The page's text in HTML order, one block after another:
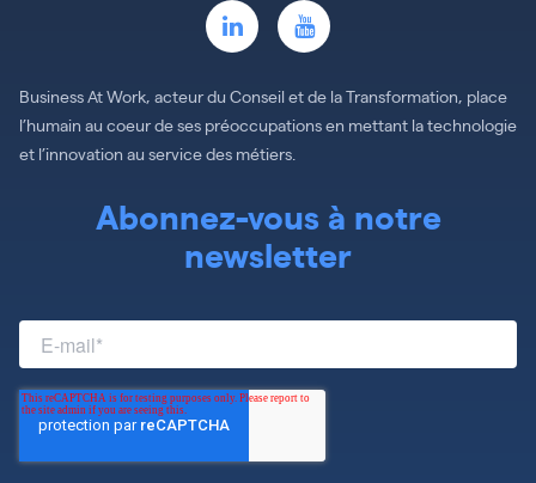
Business At Work, acteur du Conseil et de la Transformation, place
l’humain au coeur de ses préoccupations en mettant la technologie
et l’innovation au service des métiers.
Abonnez-vous à notre
newsletter